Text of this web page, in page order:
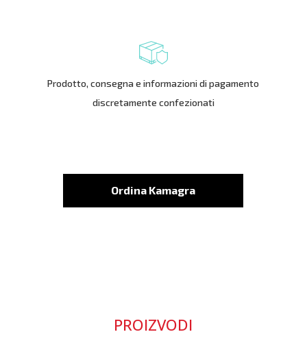
Prodotto, consegna e informazioni di pagamento
discretamente confezionati
Ordina Kamagra
PROIZVODI